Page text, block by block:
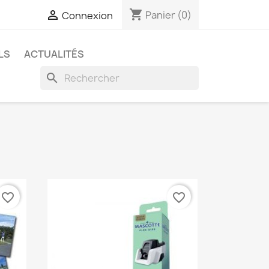
 Connexion shopping_cart Panier (0)
ACTUALITÉS
search
favorite_border favorite_border